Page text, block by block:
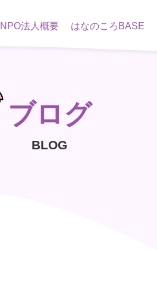
NPO法人概要 はなのころBASE
ブログ
BLOG